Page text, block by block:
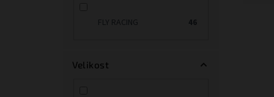
FLY RACING 46
Velikost